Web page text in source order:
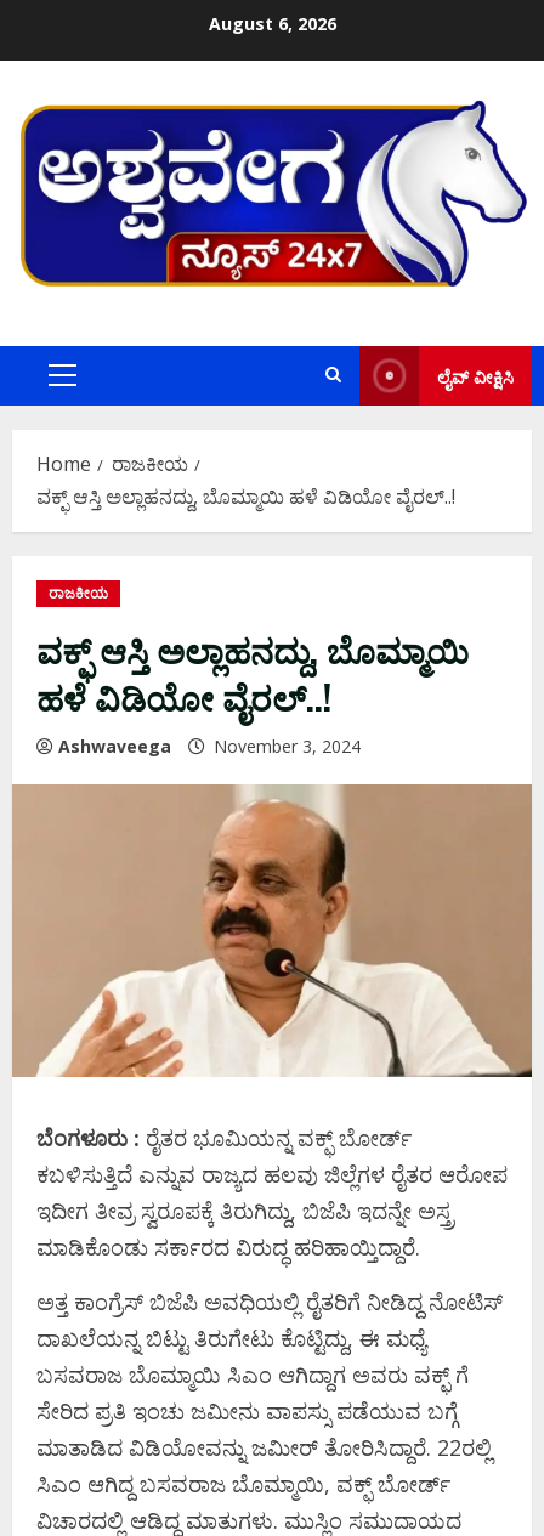
August 6, 2026
Primary
ಲೈವ್ ವೀಕ್ಷಿಸಿ
Home
ರಾಜಕೀಯ
ವಕ್ಫ್‌ ಆಸ್ತಿ ಅಲ್ಲಾಹನದ್ದು, ಬೊಮ್ಮಾಯಿ ಹಳೆ ವಿಡಿಯೋ ವೈರಲ್..!
ರಾಜಕೀಯ
ವಕ್ಫ್‌ ಆಸ್ತಿ ಅಲ್ಲಾಹನದ್ದು, ಬೊಮ್ಮಾಯಿ
ಹಳೆ ವಿಡಿಯೋ ವೈರಲ್..!
Ashwaveega November 3, 2024
ಬೆಂಗಳೂರು : ರೈತರ ಭೂಮಿಯನ್ನ ವಕ್ಫ್​ ಬೋರ್ಡ್​
ಕಬಳಿಸುತ್ತಿದೆ ಎನ್ನುವ ರಾಜ್ಯದ ಹಲವು ಜಿಲ್ಲೆಗಳ ರೈತರ ಆರೋಪ
ಇದೀಗ ತೀವ್ರ ಸ್ವರೂಪಕ್ಕೆ ತಿರುಗಿದ್ದು, ಬಿಜೆಪಿ ಇದನ್ನೇ ಅಸ್ತ್ರ
ಮಾಡಿಕೊಂಡು ಸರ್ಕಾರದ ವಿರುದ್ಧ ಹರಿಹಾಯ್ತಿದ್ದಾರೆ.
ಅತ್ತ ಕಾಂಗ್ರೆಸ್ ಬಿಜೆಪಿ ಅವಧಿಯಲ್ಲಿ ರೈತರಿಗೆ ನೀಡಿದ್ದ ನೋಟಿಸ್
ದಾಖಲೆಯನ್ನ ಬಿಟ್ಟು ತಿರುಗೇಟು ಕೊಟ್ಟಿದ್ದು, ಈ ಮಧ್ಯೆ
ಬಸವರಾಜ ಬೊಮ್ಮಾಯಿ ಸಿಎಂ ಆಗಿದ್ದಾಗ ಅವರು ವಕ್ಫ್ ಗೆ
ಸೇರಿದ ಪ್ರತಿ ಇಂಚು ಜಮೀನು ವಾಪಸ್ಸು ಪಡೆಯುವ ಬಗ್ಗೆ
ಮಾತಾಡಿದ ವಿಡಿಯೋವನ್ನು ಜಮೀರ್ ತೋರಿಸಿದ್ದಾರೆ. 22ರಲ್ಲಿ
ಸಿಎಂ ಆಗಿದ್ದ ಬಸವರಾಜ ಬೊಮ್ಮಾಯಿ, ವಕ್ಫ್ ಬೋರ್ಡ್
ವಿಚಾರದಲ್ಲಿ ಆಡಿದ್ದ ಮಾತುಗಳು. ಮುಸ್ಲಿಂ ಸಮುದಾಯದ